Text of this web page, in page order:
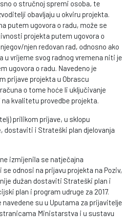
o stručnoj spremi osoba, te
obavljaju u okviru projekta.
putem ugovora o radu, može se
projekta putem ugovora o
njen redovan rad, odnosno ako
u vrijeme svog radnog vremena niti je
ugovora o radu. Navedeno je
prijave projekta u Obrascu
o tome hoće li uključivanje
kvalitetu provedbe projekta.
prilikom prijave, u sklopu
dostaviti i Strateški plan djelovanja
izmijenila se natječajna
odnosi na prijavu projekta na Poziv,
dužan dostaviti Strateški plan i
plan i program udruge za 2017.
navedene su u Uputama za prijavitelje
Ministarstva i u sustavu